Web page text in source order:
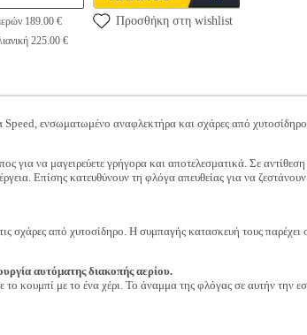
189.00 €
225.00 €
Προσθήκη στη wishlist
ενσωματωμένο αναφλεκτήρα και σχάρες από
για να μαγειρεύετε γρήγορα και αποτελεσματικά. Σε
Επίσης κατευθύνουν τη φλόγα απευθείας για να
σχάρες από χυτοσίδηρο. Η συμπαγής κατασκευή τους παρέχει
αυτόματης διακοπής αερίου.
κουμπί με το ένα χέρι. Το άναμμα της φλόγας σε αυτήν την